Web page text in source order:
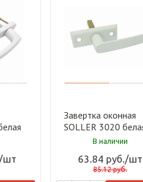
/шт
Завертка оконная
SOLLER 3020
В наличии
63.84 руб./шт
85.12руб.